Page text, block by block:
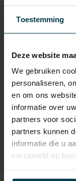
Toestemming
Deze website
We gebruiken
personaliseren,
en om ons
informatie over
partners voor
partners kunnen
informatie die u
verzameld op
APK
aanwezig?
Bijtelling
Gemiddeld
Wegenbelasting